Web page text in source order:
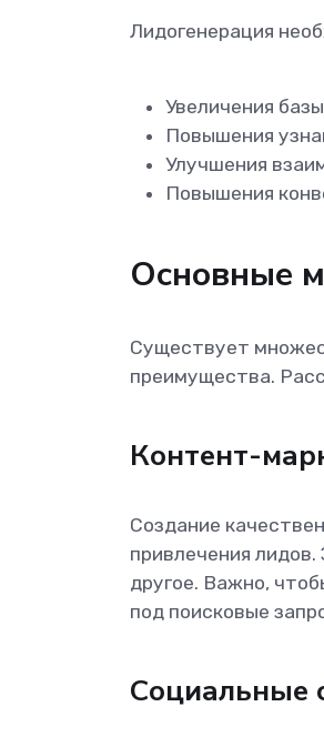
Лидогенерация
Увеличения
Повышения
Улучшения
Повышения
Основные
Существует
преимущества.
Контент-
Создание
привлечения
другое. Важно,
под поисковые
Социальные